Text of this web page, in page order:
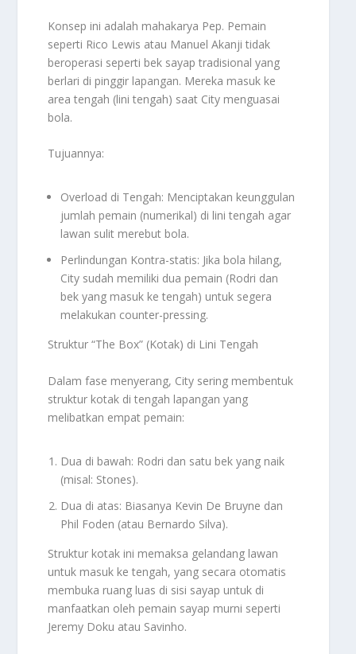
Konsep ini adalah mahakarya Pep. Pemain
seperti Rico Lewis atau Manuel Akanji tidak
beroperasi seperti bek sayap tradisional yang
berlari di pinggir lapangan. Mereka masuk ke
area tengah (lini tengah) saat City menguasai
bola.
Tujuannya:
Overload di Tengah: Menciptakan keunggulan
jumlah pemain (numerikal) di lini tengah agar
lawan sulit merebut bola.
Perlindungan Kontra-statis: Jika bola hilang,
City sudah memiliki dua pemain (Rodri dan
bek yang masuk ke tengah) untuk segera
melakukan counter-pressing.
Struktur “The Box” (Kotak) di Lini Tengah
Dalam fase menyerang, City sering membentuk
struktur kotak di tengah lapangan yang
melibatkan empat pemain:
Dua di bawah: Rodri dan satu bek yang naik
(misal: Stones).
Dua di atas: Biasanya Kevin De Bruyne dan
Phil Foden (atau Bernardo Silva).
Struktur kotak ini memaksa gelandang lawan
untuk masuk ke tengah, yang secara otomatis
membuka ruang luas di sisi sayap untuk di
manfaatkan oleh pemain sayap murni seperti
Jeremy Doku atau Savinho.